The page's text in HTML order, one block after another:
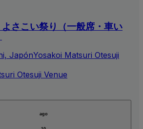
さこい祭り（一般席・車い
JapónYosakoi Matsuri Otesuji
Otesuji Venue
ago